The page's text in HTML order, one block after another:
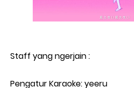
Staff yang ngerjain :
Pengatur Karaoke: yeeru